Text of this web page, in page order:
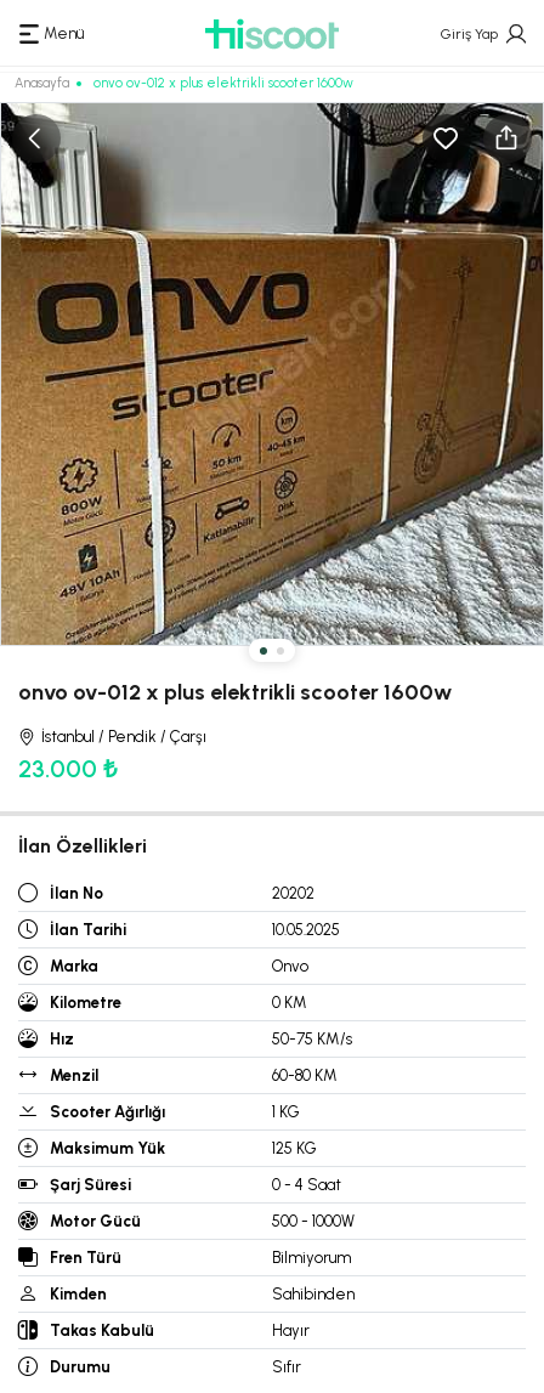
Menü Giriş Yap
Anasayfa onvo ov-012 x plus elektrikli scooter 1600w
onvo ov-012 x plus elektrikli scooter 1600w
İstanbul / Pendik / Çarşı
23.000 ₺
İlan Özellikleri
İlan No
20202
İlan Tarihi
10.05.2025
Marka
Onvo
Kilometre
0 KM
Hız
50-75 KM/s
Menzil
60-80 KM
Scooter Ağırlığı
1 KG
Maksimum Yük
125 KG
Şarj Süresi
0 - 4 Saat
Motor Gücü
500 - 1000W
Fren Türü
Bilmiyorum
Kimden
Sahibinden
Takas Kabulü
Hayır
Durumu
Sıfır